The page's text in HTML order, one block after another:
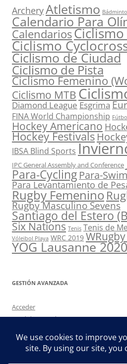
ArcheryAtletismo
Calendario Para
CalendariosCiclismo
Ciclismo
Ciclismo de Ciudad
Ciclismo de Pista
Ciclismo Femenino
Ciclismo MTB
Diamond League Esgrima
FINA World Championship
Hockey Americano
Hockey Festivals
IBSA Blind Sports
IPC General Assembly and Conference
Para-Cycling Para-
Para Levantamiento de
Rugby Femenino
Rugby Masculino Sevens
Santiago del Estero
Six Nations Tenis Tenis de
Vóleibol Playa WRC 2019
YOG Lausanne 2020
GESTIÓN AVANZADA
Acceder
Feed de entradas
WordPress.org